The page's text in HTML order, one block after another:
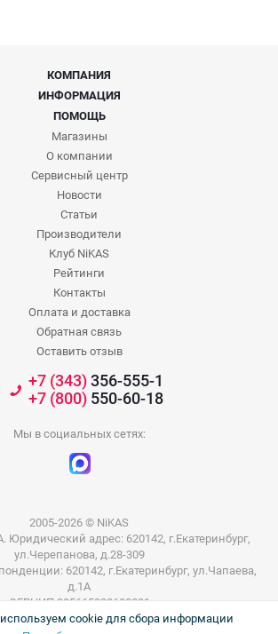
КОМПАНИЯ
ИНФОРМАЦИЯ
ПОМОЩЬ
Магазины
О компании
Сервисный центр
Новости
Статьи
Производители
Клуб NiKAS
Рейтинги
Контакты
Оплата и доставка
Обратная связь
Оставить отзыв
+7 (343)356-555-1
+7 (800)550-60-18
Мы в социальных сетях:
2005-2026 © NiKAS
Юридический адрес: 620142, г.Екатеринбург,
ул.Черепанова, д.28-309
620142, г.Екатеринбург, ул.Чапаева,
д.1А
ОГРНИП 305665832600031
ИНН 665801802803
cookie для сбора информации